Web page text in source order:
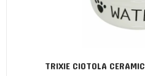
TRIXIE CIOTOLA